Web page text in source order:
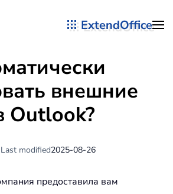
ExtendOffice
внешние
Outlook?
Last modified2025-08-26
предоставила вам